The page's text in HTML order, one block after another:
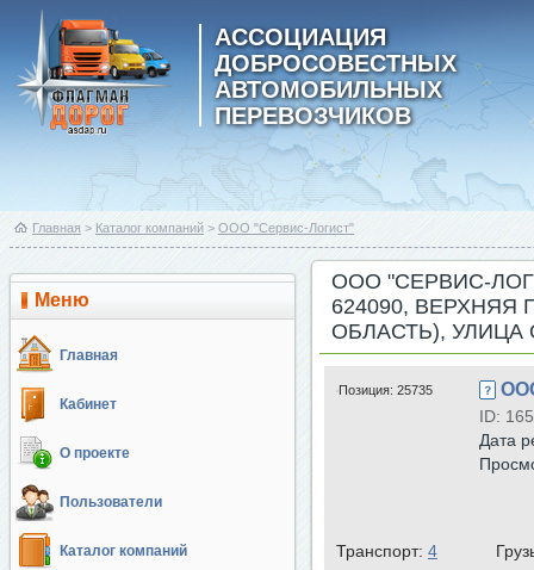
АССОЦИАЦИЯ
ДОБРОСОВЕСТНЫХ
АВТОМОБИЛЬНЫХ
ПЕРЕВОЗЧИКОВ
Главная > Каталог компаний > ООО "Сервис-Логист"
Меню
Главная
Кабинет
О проекте
Пользователи
Каталог компаний
ООО "СЕРВИС-
624090,
ОБЛАСТЬ),
Позиция: 25735
ID:
Дата
Транспорт: 4